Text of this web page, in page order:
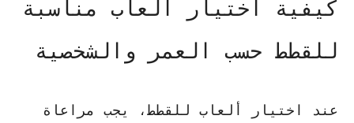
كيفية اختيار العاب مناسبة
للقطط حسب العمر والشخصية
عند اختيار ألعاب للقطط، يجب مراعاة